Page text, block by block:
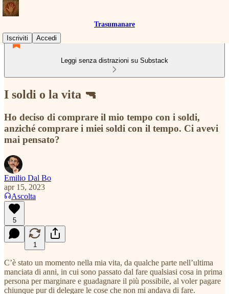
Trasumanare
Iscriviti
Accedi
Leggi senza distrazioni su Substack
I soldi o la vita 🔫
Ho deciso di comprare il mio tempo con i soldi,
anziché comprare i miei soldi con il tempo. Ci avevi
mai pensato?
Emilio Dal Bo
apr 15, 2023
Ascolta
5
1
C’è stato un momento nella mia vita, da qualche parte nell’ultima
manciata di anni, in cui sono passato dal fare qualsiasi cosa in prima
persona per marginare e guadagnare il più possibile, al voler pagare
chiunque pur di delegare le cose che non mi andava di fare.